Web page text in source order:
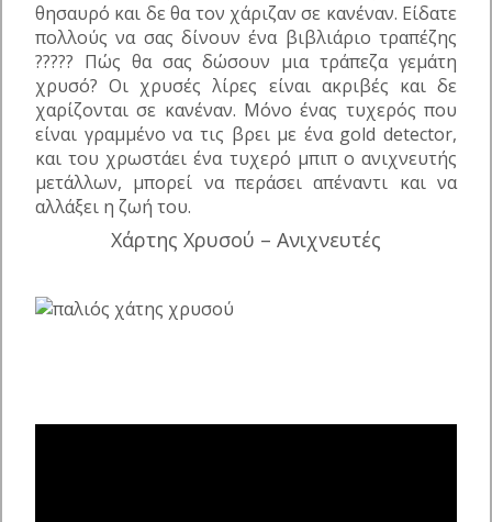
θησαυρό και δε θα τον χάριζαν σε κανέναν. Είδατε
πολλούς να σας δίνουν ένα βιβλιάριο τραπέζης
????? Πώς θα σας δώσουν μια τράπεζα γεμάτη
χρυσό? Οι χρυσές λίρες είναι ακριβές και δε
χαρίζονται σε κανέναν. Μόνο ένας τυχερός που
είναι γραμμένο να τις βρει με ένα gold detector,
και του χρωστάει ένα τυχερό μπιπ ο ανιχνευτής
μετάλλων, μπορεί να περάσει απέναντι και να
αλλάξει η ζωή του.
Χάρτης Χρυσού – Ανιχνευτές